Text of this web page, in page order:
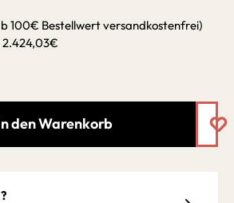
100€ Bestellwert versandkostenfrei)
2.424,03€
den Warenkorb